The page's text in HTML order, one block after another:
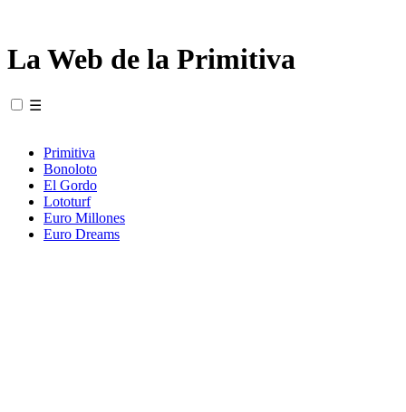
La Web de la Primitiva
☰
Primitiva
Bonoloto
El Gordo
Lototurf
Euro Millones
Euro Dreams